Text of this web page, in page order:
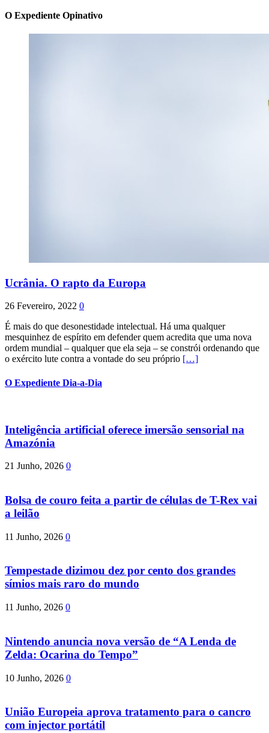
O Expediente Opinativo
Ucrânia. O rapto da Europa
26 Fevereiro, 2022 0
É mais do que desonestidade intelectual. Há uma qualquer
mesquinhez de espírito em defender quem acredita que uma nova
ordem mundial – qualquer que ela seja – se constrói ordenando que
o exército lute contra a vontade do seu próprio […]
O Expediente Dia-a-Dia
Inteligência artificial oferece imersão sensorial na
Amazónia
21 Junho, 2026 0
Bolsa de couro feita a partir de células de T-Rex vai
a leilão
11 Junho, 2026 0
Tempestade dizimou dez por cento dos grandes
símios mais raro do mundo
11 Junho, 2026 0
Nintendo anuncia nova versão de “A Lenda de
Zelda: Ocarina do Tempo”
10 Junho, 2026 0
União Europeia aprova tratamento para o cancro
com injector portátil